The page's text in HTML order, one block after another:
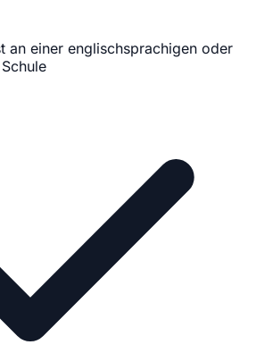
an einer englischsprachigen oder